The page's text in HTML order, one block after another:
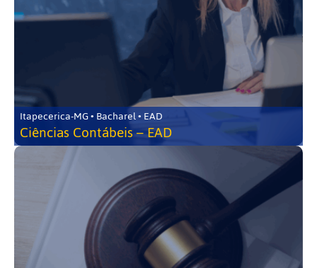
Itapecerica-MG • Bacharel • EAD
Ciências Contábeis – EAD